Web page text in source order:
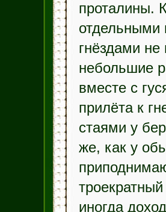
проталины.
отдельными
гнёздами
небольшие
вместе с
прилёта к
стаями у
же, как у
иногда